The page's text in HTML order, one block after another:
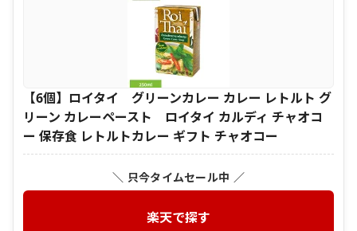
【6個】ロイタイ グリーンカレー カレー レトルト グ
リーン カレーペースト ロイタイ カルディ チャオコ
ー 保存食 レトルトカレー ギフト チャオコー
＼ 只今タイムセール中 ／
楽天で探す